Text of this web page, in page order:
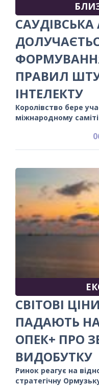
САУДІВСЬКА
ПРАВИЛ
ІНТЕЛЕКТУ
Королівство бере
міжнародному
СВІТОВІ
ПАДАЮТЬ
ОПЕК+ ПРО
ВИДОБУТКУ
Ринок реагує на
стратегічну